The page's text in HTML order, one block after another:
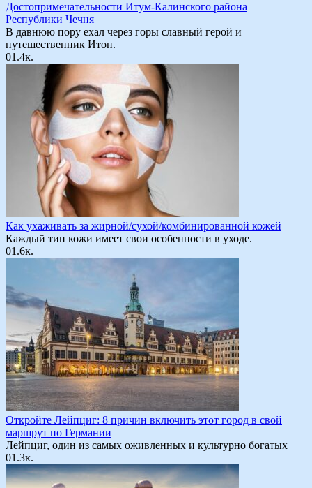
Достопримечательности Итум-Калинского района
Республики Чечня
В давнюю пору ехал через горы славный герой и
путешественник Итон.
01.4к.
Как ухаживать за жирной/сухой/комбинированной кожей
Каждый тип кожи имеет свои особенности в уходе.
01.6к.
Откройте Лейпциг: 8 причин включить этот город в свой
маршрут по Германии
Лейпциг, один из самых оживленных и культурно богатых
01.3к.